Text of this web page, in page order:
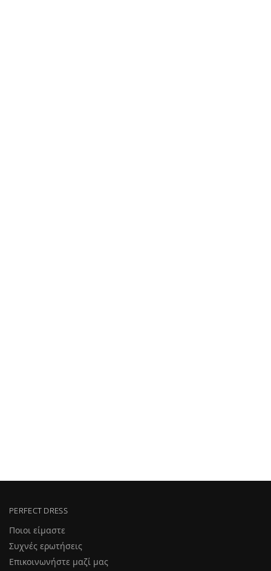
PERFECT DRESS
Ποιοι είμαστε
Συχνές ερωτήσεις
Επικοινωνήστε μαζί μας